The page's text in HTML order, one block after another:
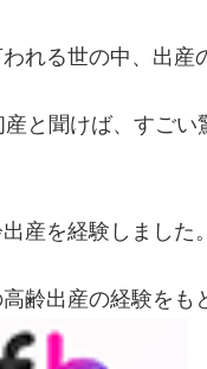
れる世の中、出産
と聞けば、すご
産を経験しました。
齢出産の経験をも